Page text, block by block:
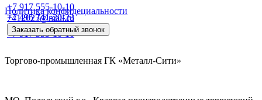
Политика конфидециальности
+7 917 555-10-10
+7 495 741-20-23
+7 917 555-10-10
7412023@mail.ru
Заказать обратный звонок
Торгово-промышленная ГК «Металл-Сити»